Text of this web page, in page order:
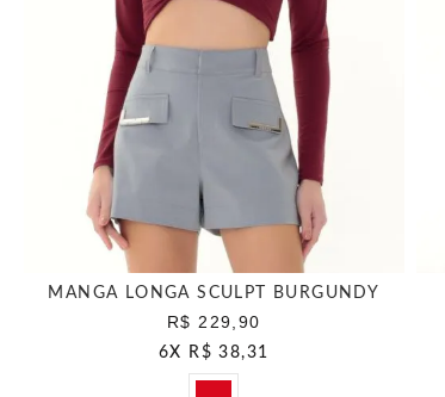
MANGA LONGA SCULPT BURGUNDY
R$ 229,90
6X R$ 38,31